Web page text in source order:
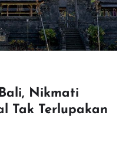
Nikmati
Tak Terlupakan